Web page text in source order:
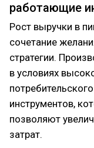
работающие
Рост выручки в
сочетание
стратегии.
в условиях
инструментов,
позволяют
затрат.